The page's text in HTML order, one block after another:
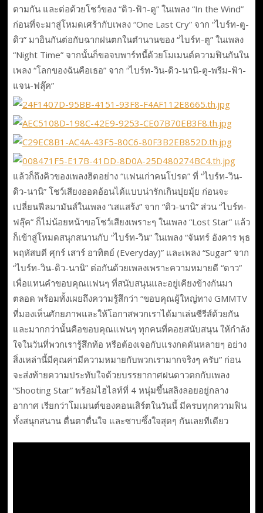
ตามกัน และต่อด้วยโชว์ของ “ดิว-ฟ้า-ตู” ในเพลง “In the Wind”
ก่อนที่จะมาสู่โหมดเศร้ากับเพลง “One Last Cry” จาก “ไบร์ท-ตู-
ดิว” มาอินกันต่อกับฉากฝนตกในตำนานของ “ไบร์ท-ตู” ในเพลง
“Night Time” จากนั้นก็ขอจบพาร์ทนี้ด้วยโมเมนต์ความฟินกันใน
เพลง “โลกของฉันคือเธอ” จาก “ไบร์ท-วิน-ดิว-นานิ-ตู-พรีม-ฟ้า-
แจน-ฟลุ๊ค”
แล้วก็ถึงคิวของเพลงฮิตอย่าง “แฟนเก่าคนโปรด” ที่ “ไบร์ท-วิน-
ดิว-นานิ” โชว์เสียงออดอ้อนได้แบบน่ารักเกินปุยมุ้ย ก่อนจะ
เปลี่ยนฟีลมามันส์ในเพลง “เสแสร้ง” จาก “ดิว-นานิ” ส่วน “ไบร์ท-
ฟลุ๊ค” ก็ไม่น้อยหน้าขอโชว์เสียงเพราะๆ ในเพลง “Lost Star” แล้ว
ก็เข้าสู่โหมดสนุกสนานกับ “ไบร์ท-วิน” ในเพลง “จันทร์ อังคาร พุธ
พฤหัสบดี ศุกร์ เสาร์ อาทิตย์ (Everyday)” และเพลง “Sugar” จาก
“ไบร์ท-วิน-ดิว-นานิ” ต่อกันด้วยเพลงเพราะความหมายดี “ดาว”
เพื่อแทนคำขอบคุณแฟนๆ ที่สนับสนุนและอยู่เคียงข้างกันมา
ตลอด พร้อมทั้งเผยถึงความรู้สึกว่า “ขอบคุณผู้ใหญ่ทาง GMMTV
ที่มองเห็นศักยภาพและให้โอกาสพวกเราได้มาเล่นซีรีส์ด้วยกัน
และมากกว่านั้นคือขอบคุณแฟนๆ ทุกคนที่คอยสนับสนุน ให้กำลัง
ใจในวันที่พวกเรารู้สึกท้อ หรือต้องเจอกับแรงกดดันหลายๆ อย่าง
สิ่งเหล่านี้มีคุณค่ามีความหมายกับพวกเรามากจริงๆ ครับ” ก่อน
จะส่งท้ายความประทับใจด้วยบรรยากาศฝนดาวตกกับเพลง
“Shooting Star” พร้อมไฮไลท์ที่ 4 หนุ่มขึ้นสลิงลอยอยู่กลาง
อากาศ เรียกว่าโมเมนต์ของคอนเสิร์ตในวันนี้ มีครบทุกความฟิน
ทั้งสนุกสนาน ตื่นตาตื่นใจ และซาบซึ้งใจสุดๆ กันเลยทีเดียว